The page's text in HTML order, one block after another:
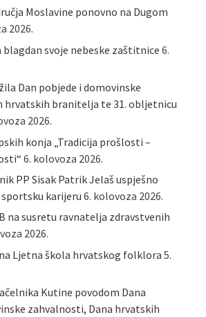
Moslavine ponovno na Dugom
2026.
svoje nebeske zaštitnice 6.
Dan pobjede i domovinske
hrvatskih branitelja te 31. obljetnicu
2026.
konja „Tradicija prošlosti –
6. kolovoza 2026.
PP Sisak Patrik Jelaš uspješno
karijeru 6. kolovoza 2026.
na susretu ravnatelja zdravstvenih
2026.
Ljetna škola hrvatskog folklora 5.
Kutine povodom Dana
zahvalnosti, Dana hrvatskih